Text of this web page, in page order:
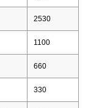
2530
1100
660
330